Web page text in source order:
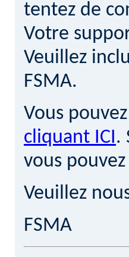
tentez de
Votre
Veuillez
FSMA.
Vous
cliquant ICI.
vous
Veuillez
FSMA